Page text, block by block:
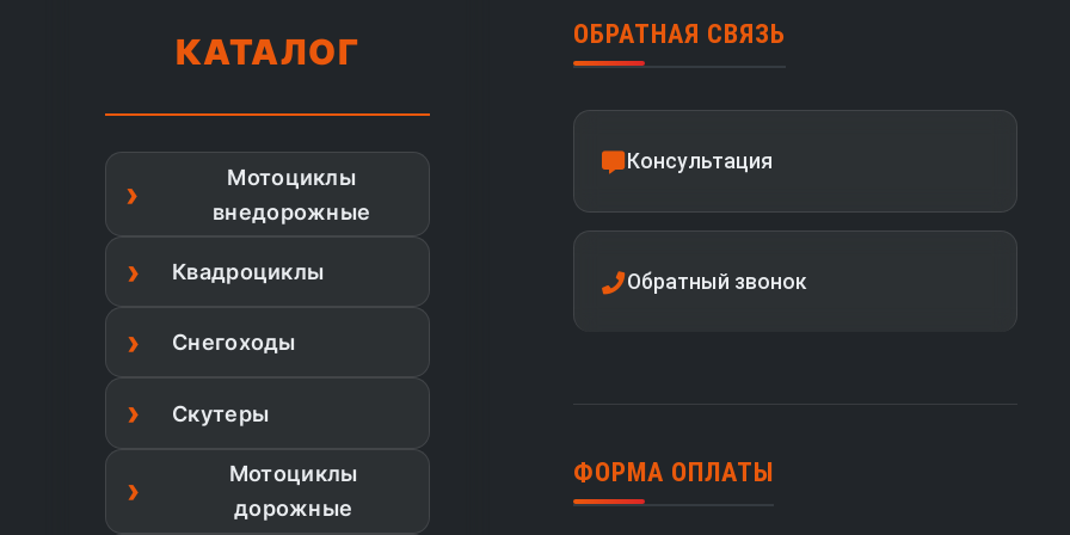
КАТАЛОГ
Мотоциклы
внедорожные
Квадроциклы
Снегоходы
Скутеры
Мотоциклы
дорожные
ОБРАТНАЯ СВЯЗЬ
Консультация
Обратный звонок
ФОРМА ОПЛАТЫ